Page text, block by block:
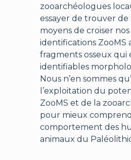
zooarchéologues
essayer de trouver
moyens de croiser nos
identifications ZooMS
fragments osseux qui
identifiables
Nous n’en sommes
l’exploitation du
ZooMS et de la
pour mieux
comportement des
animaux du